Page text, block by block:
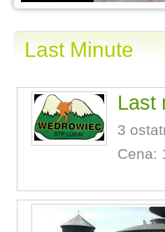
Last Minute
Last
3
Cena: